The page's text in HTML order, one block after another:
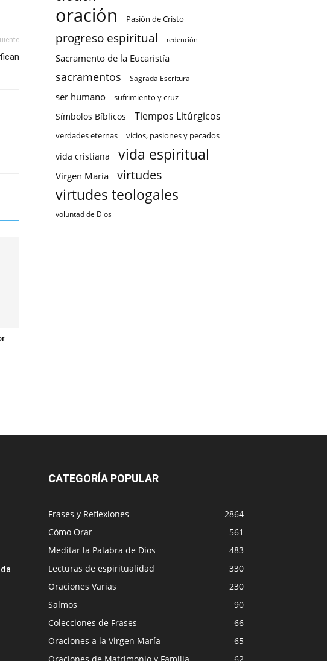
oración Pasión de Cristo
progreso espiritual redención
Sacramento de la Eucaristía
sacramentos Sagrada Escritura
ser humano sufrimiento y cruz
Símbolos Bíblicos Tiempos Litúrgicos
verdades eternas vicios, pasiones y pecados
vida cristiana vida espiritual
Virgen María virtudes
virtudes teologales
voluntad de Dios
CATEGORÍA POPULAR
Frases y Reflexiones
2864
Cómo Orar
561
Meditar la Palabra de Dios
483
Lecturas de espiritualidad
330
Oraciones Varias
230
Salmos
90
Colecciones de Frases
66
Oraciones a la Virgen María
65